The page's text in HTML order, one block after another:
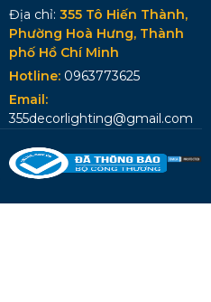
Địa chỉ: 355 Tô Hiến Thành,
Phường Hoà Hưng, Thành
phố Hồ Chí Minh
Hotline: 0963773625
Email:
355decorlighting@gmail.com